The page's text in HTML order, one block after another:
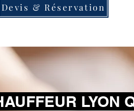
Devis & Réservation
LYON